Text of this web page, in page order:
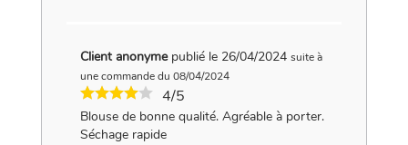
Client anonyme publié le 26/04/2024 suite à
une commande du 08/04/2024
4/5
Blouse de bonne qualité. Agréable à porter.
Séchage rapide